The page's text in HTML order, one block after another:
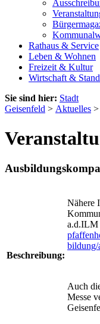
Rathaus & Service
Leben & Wohnen
Freizeit & Kultur
Wirtschaft &
Sie sind hier: Stadt
Geisenfeld > Aktuelles >
Beschreibung:
Nähere
a.d.ILM
bildung/
Auch
Messe